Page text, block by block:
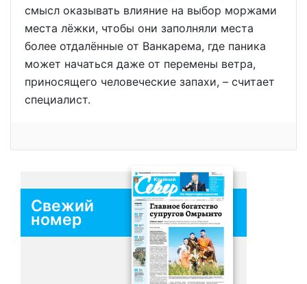
смысл оказывать влияние на выбор моржами
места лёжки, чтобы они заполняли места
более отдалённые от Ванкарема, где паника
может начаться даже от перемены ветра,
приносящего человеческие запахи, – считает
специалист.
Свежий
номер